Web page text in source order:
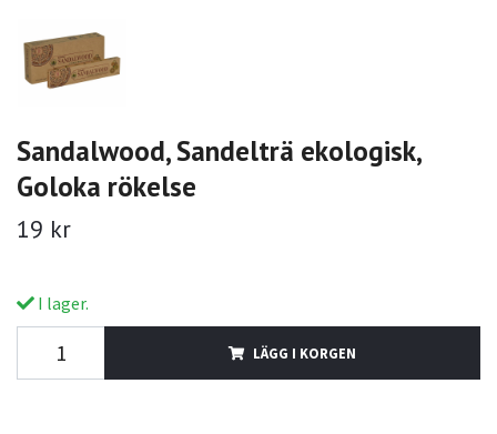
Sandalwood, Sandelträ ekologisk,
Goloka rökelse
19 kr
I lager.
LÄGG I KORGEN